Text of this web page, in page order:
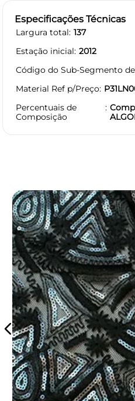
Especificações Técnicas
Largura total 137
Estação inicial 2012
Código do Sub-Segmento
Material Ref p/Preço
Percentuais de
Composição